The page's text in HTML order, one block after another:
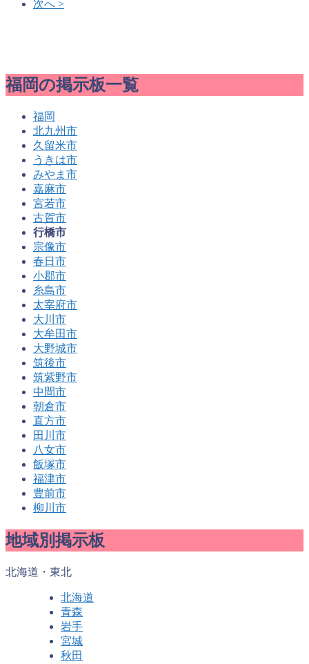
次へ >
福岡の掲示板一覧
福岡
北九州市
久留米市
うきは市
みやま市
嘉麻市
宮若市
古賀市
行橋市
宗像市
春日市
小郡市
糸島市
太宰府市
大川市
大牟田市
大野城市
筑後市
筑紫野市
中間市
朝倉市
直方市
田川市
八女市
飯塚市
福津市
豊前市
柳川市
地域別掲示板
北海道・東北
北海道
青森
岩手
宮城
秋田